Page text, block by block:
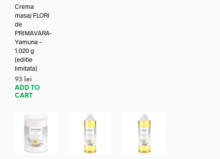
Crema
masaj FLORI
de
PRIMAVARA-
Yamuna –
1.020 g
(editie
limitata)
93
lei
ADD TO
CART